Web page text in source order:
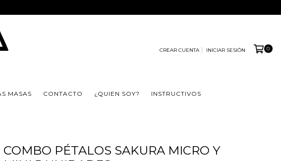
CREAR CUENTA INICIAR SESIÓN 0
MASAS CONTACTO ¿QUIEN SOY? INSTRUCTIVOS
COMBO PÉTALOS SAKURA MICRO Y